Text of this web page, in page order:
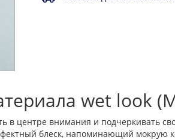
wet look
в центре внимания и подчеркивать
блеск, напоминающий мокрую